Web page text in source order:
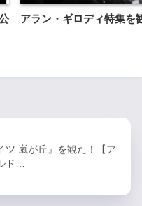
アラン・ギロディ特集を
ツ 嵐が丘』を観た！【ア
ド…